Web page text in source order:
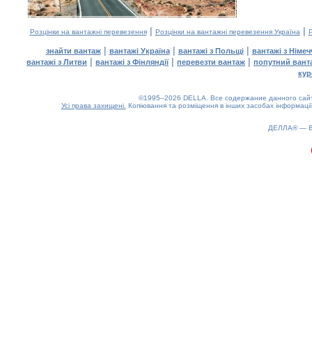
Розцінки на вантажні перевезення| Розцінки на вантажні перевезення Україна |
знайти вантаж| вантажі Україна| вантажі з Польщі| вантажі з
вантажі з Литви | вантажі з Фінляндії| перевезти вантаж | попутний
©1995–2026 DELLA. Все содержание данного
Усі права захищені. Копіювання та розміщення в інших засобах
ДЕЛЛА® —